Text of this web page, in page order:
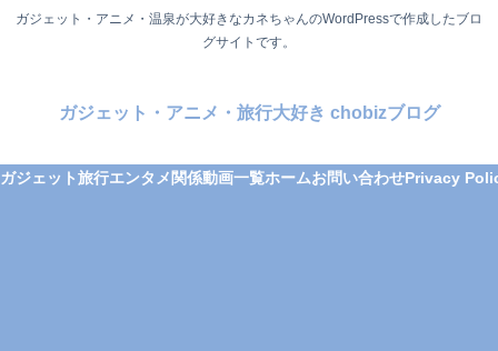
ガジェット・アニメ・温泉が大好きなカネちゃんのWordPressで作成したブロ
グサイトです。
ガジェット・アニメ・旅行大好き chobizブログ
ガジェット旅行エンタメ関係動画一覧ホームお問い合わせPrivacy